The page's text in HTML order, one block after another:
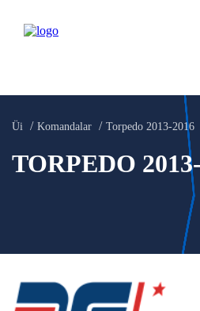
Üi Komandalar Torpedo 2013-2016
TORPEDO